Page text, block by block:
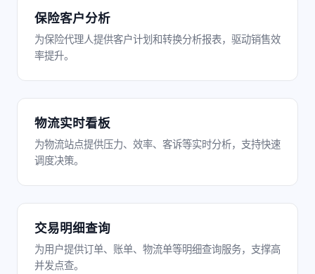
保险客户分析
为保险代理人提供客户计划和转换分析报表，驱动销售效
率提升。
物流实时看板
为物流站点提供压力、效率、客诉等实时分析，支持快速
调度决策。
交易明细查询
为用户提供订单、账单、物流单等明细查询服务，支撑高
并发点查。